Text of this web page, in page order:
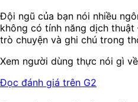
Đội ngũ của bạn nói nhiều
không có tính năng dịch
trò chuyện và ghi chú trong
Xem người dùng thực nói gì
Đọc đánh giá trên G2